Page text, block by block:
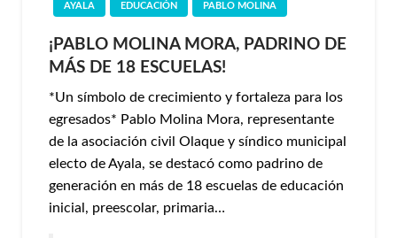
AYALA EDUCACIÓN PABLO MOLINA
¡PABLO MOLINA MORA, PADRINO DE
MÁS DE 18 ESCUELAS!
*Un símbolo de crecimiento y fortaleza para los
egresados* Pablo Molina Mora, representante
de la asociación civil Olaque y síndico municipal
electo de Ayala, se destacó como padrino de
generación en más de 18 escuelas de educación
inicial, preescolar, primaria…